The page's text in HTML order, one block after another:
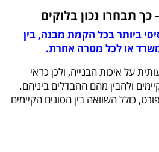
כך תבחרו נכון בלוקים
ביותר בכל הקמת מבנה, בין
או לכל מטרה אחרת.
על איכות הבנייה, ולכן כדאי
ולהבין מהם ההבדלים ביניהם.
כולל השוואה בין הסוגים הקיימים